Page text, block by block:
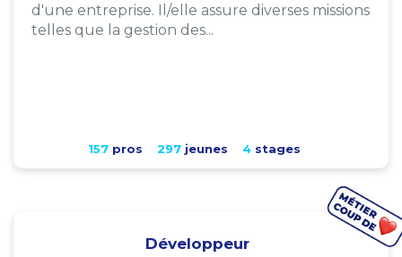
d'une entreprise. Il/elle assure diverses missions
telles que la gestion des...
157pros 297jeunes 4stages
Développeur